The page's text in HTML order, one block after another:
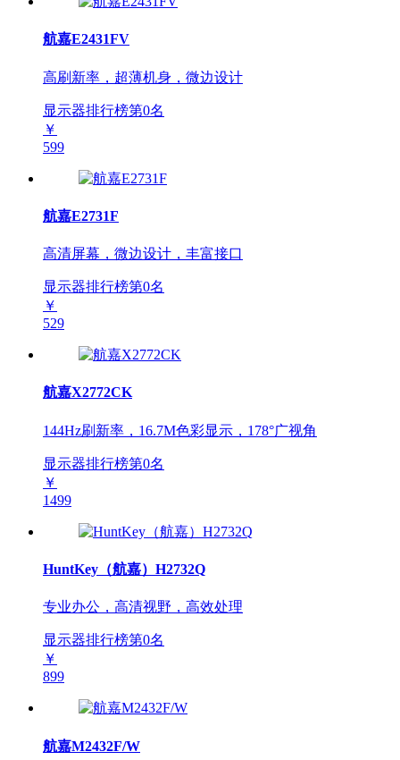
航嘉E2431FV
高刷新率，超薄机身，微边设计
显示器排行榜第0名
￥
599
航嘉E2731F
高清屏幕，微边设计，丰富接口
显示器排行榜第0名
￥
529
航嘉X2772CK
144Hz刷新率，16.7M色彩显示，178°广视角
显示器排行榜第0名
￥
1499
HuntKey（航嘉）H2732Q
专业办公，高清视野，高效处理
显示器排行榜第0名
￥
899
航嘉M2432F/W